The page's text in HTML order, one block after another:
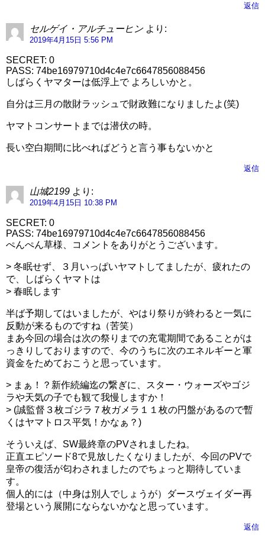
返信
セルゲイ・アルチューヒン より:
2019年4月15日 5:56 PM
SECRET: 0
PASS: 74be16979710d4c4e7c6647856088456
しばらくヤマターは低浮上で よろしいかと。
自分は三月の散財ラッシュで財政難になりましたよ(笑)
ヤマトコンサートまでは潜伏の時。
長い空白期間に比べればどうと言う事もないかと
返信
山城2199 より:
2019年4月15日 10:38 PM
SECRET: 0
PASS: 74be16979710d4c4e7c6647856088456
ぺんぺん草様、コメントをありがとうございます。
> 冬眠せず、３月いっぱいヤマトしてましたが、疲れたの
で、しばらくヤマトは
> 春眠します
半ば予期してはいましたが、やはり祭りが終わると一気に
反動が来るものですね（苦笑）
まあ今回の場合は次の祭りまでの充電期間であることがは
っきりしておりますので、今のうちに次のエネルギーと軍
資金をためておこうと思っています。
> まぁ！？新作続編迄の繋ぎに、スター・ウォーズやゴジ
ラや天気の子でも観て我慢しますか！
> (誠監督３枚ゴジラ７枚ガメラ１１枚の円盤があるので暫
くはヤマトロス平気！かなぁ？)
そういえば、SW最終章のPVされましたね。
正直エピソード8で見放したくなりましたが、今回のPVで
皇帝の復活が匂わされましたのでちょっと期待していま
す。
個人的には（中身は別人でしょうが）ダースヴェイダー再
登場という展開にならないかなと思っています。
返信